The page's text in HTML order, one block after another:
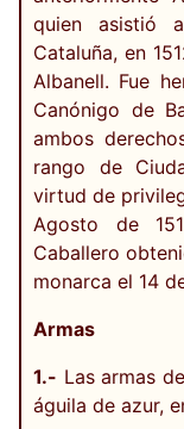
quien asistió
Cataluña, en
Albanell. Fue
Canónigo de
ambos
rango de
virtud de
Agosto de
Caballero
monarca el 14
Armas
1.- Las armas
águila de azur,